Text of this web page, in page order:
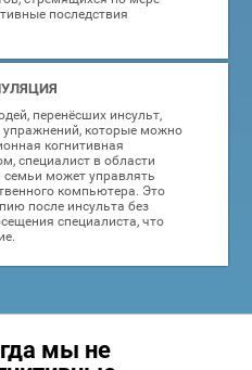
последствия
перенёсших инсульт,
упражнений, которые можно
когнитивная
специалист в области
семьи может управлять
компьютера. Это
после инсульта без
специалиста, что
мы не